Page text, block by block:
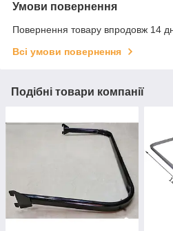
Умови повернення
Повернення товару впродовж 14
Всі умови повернення
Подібні товари компанії